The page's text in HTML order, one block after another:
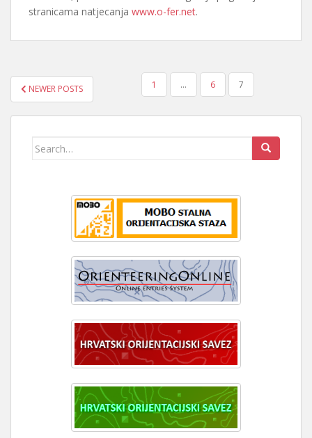
stranicama natjecanja www.o-fer.net.
BROJEVI
STRANICA
OBJAVA
NEWER POSTS 1 … 6 7
Search